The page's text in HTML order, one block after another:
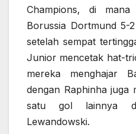
Champions, di mana
Borussia Dortmund 5-
setelah sempat
Junior mencetak hat-
mereka menghajar
dengan Raphinha juga
satu gol lainnya
Lewandowski.